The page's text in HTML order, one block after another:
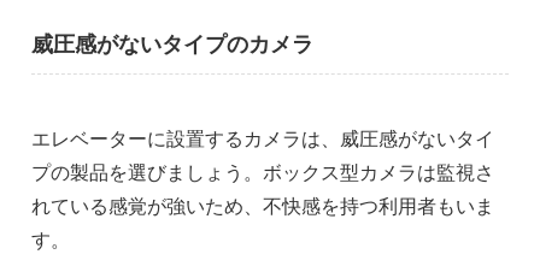
威圧感がないタイプのカメラ
エレベーターに設置するカメラは、威圧感がないタイ
プの製品を選びましょう。ボックス型カメラは監視さ
れている感覚が強いため、不快感を持つ利用者もいま
す。